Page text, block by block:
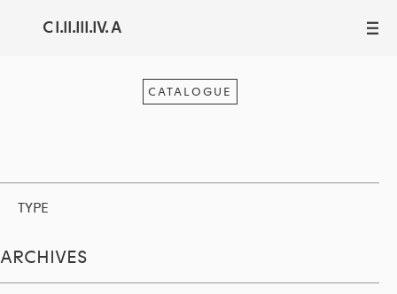
C I.II.III.IV. A III
CATALOGUE
TYPE
ARCHIVES